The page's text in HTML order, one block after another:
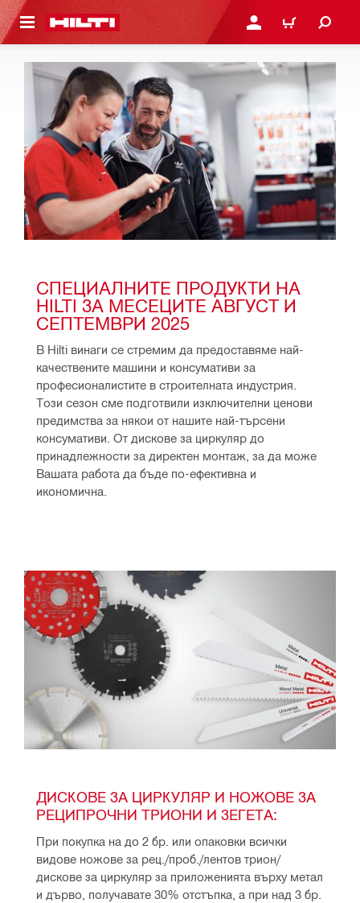
СЪДЪРЖАНИЕ ВЛЕЗ ИЛИ СЕ
КОЛИЧКА
СПЕЦИАЛНИТЕ ПРОДУКТИ НА
HILTI ЗА МЕСЕЦИТЕ АВГУСТ И
СЕПТЕМВРИ 2025
В Hilti винаги се стремим да предоставяме най-
качествените машини и консумативи за
професионалистите в строителната индустрия.
Този сезон сме подготвили изключителни ценови
предимства за някои от нашите най-търсени
консумативи. От дискове за циркуляр до
принадлежности за директен монтаж, за да може
Вашата работа да бъде по-ефективна и
икономична.
ДИСКОВЕ ЗА ЦИРКУЛЯР И НОЖОВЕ ЗА
РЕЦИПРОЧНИ ТРИОНИ И ЗЕГЕТА:
При покупка на до 2 бр. или опаковки всички
видове ножове за рец./проб./лентов трион/
дискове за циркуляр за приложенията върху метал
и дърво, получавате 30% отстъпка, а при над 3 бр.